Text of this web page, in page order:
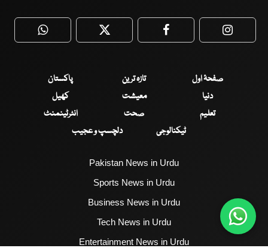
WhatsApp Twitter Facebook
صفحۂ اول تازہ ترین
پاکستان
دنیا
معیشت
کھیل
تعلیم
صحت
انٹرٹینمنٹ
ٹیکنالوجی
دلچسپ و عجیب
Pakistan News in Urdu
Sports News in Urdu
Business News in Urdu
Tech News in Urdu
Entertainment News in Urdu